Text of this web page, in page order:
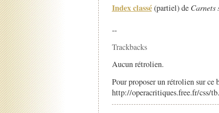
Index classé(partiel) de Carnets
--
Trackbacks
Aucun rétrolien.
Pour proposer un rétrolien sur
http://operacritiques.free.fr/css/